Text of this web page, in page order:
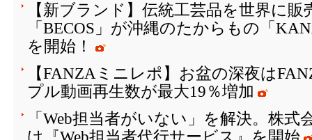
【新ブランド】伝統工芸品を世界に販
「BECOS」が沖縄のたからもの「
を開始！
【FANZAミニレポ】お盆の深夜は
プル動画再生数が最大19％増加
「Web担当者がいない」を解決。株式